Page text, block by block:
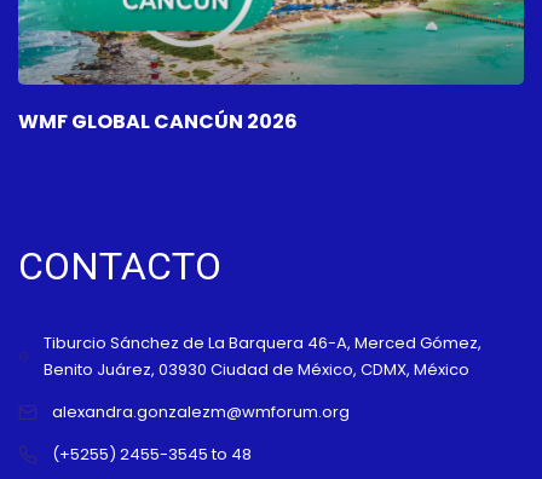
WMF GLOBAL CANCÚN 2026
CONTACTO
Tiburcio Sánchez de La Barquera 46-A, Merced Gómez,
Benito Juárez, 03930 Ciudad de México, CDMX, México
alexandra.gonzalezm@wmforum.org
(+5255) 2455-3545 to 48